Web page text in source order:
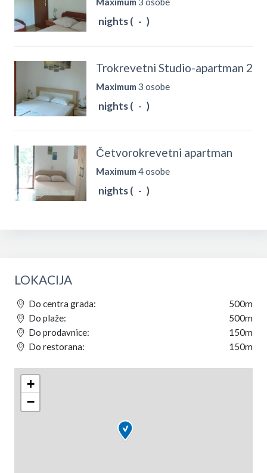
nights ( - )
Trokrevetni Studio-apartman 2
Maximum 3 osobe
nights ( - )
Četvorokrevetni apartman
Maximum 4 osobe
nights ( - )
LOKACIJA
Do centra grada:
500m
Do plaže:
500m
Do prodavnice:
150m
Do restorana:
150m
+
−